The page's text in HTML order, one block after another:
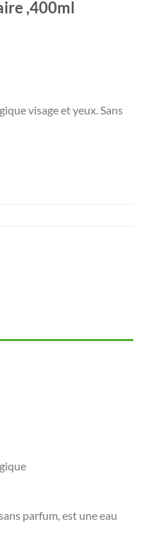
,400ml
visage et yeux. Sans
parfum, est une eau